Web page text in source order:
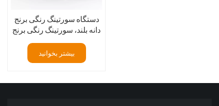
دستگاه سورتینگ رنگی برنج
دانه بلند، سورتینگ رنگی برنج
رنگ دانه‌ها، ۵ ناودان
بیشتر بخوانید